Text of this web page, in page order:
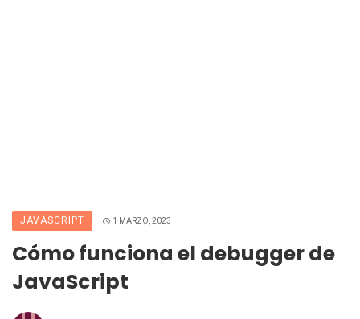
JAVASCRIPT 1 MARZO, 2023
Cómo funciona el debugger de
JavaScript